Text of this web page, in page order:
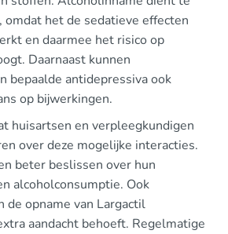
het de sedatieve effecten
en daarmee het risico op
Daarnaast kunnen
bepaalde antidepressiva ook
op bijwerkingen.
huisartsen en verpleegkundigen
over deze mogelijke interacties.
beter beslissen over hun
alcoholconsumptie. Ook
de opname van Largactil
aandacht behoeft. Regelmatige